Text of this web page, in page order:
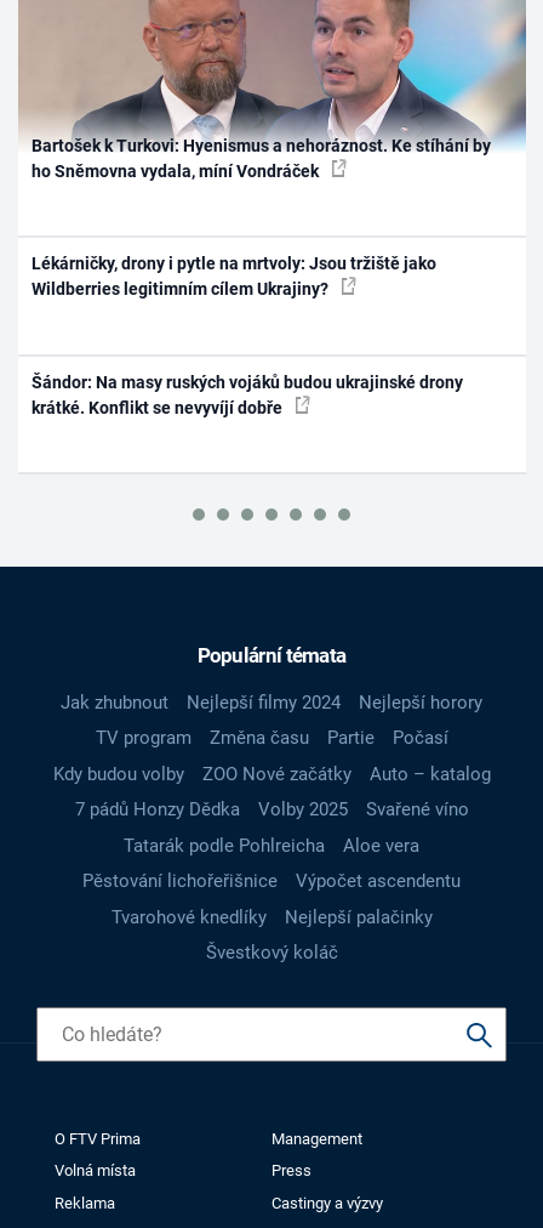
Bartošek k Turkovi: Hyenismus a nehoráznost. Ke stíhání by
ho Sněmovna vydala, míní Vondráček
Lékárničky, drony i pytle na mrtvoly: Jsou tržiště jako
Wildberries legitimním cílem Ukrajiny?
Šándor: Na masy ruských vojáků budou ukrajinské drony
krátké. Konflikt se nevyvíjí dobře
Populární témata
Jak zhubnout Nejlepší filmy 2024
Nejlepší horory
TV program
Změna času Partie
Počasí
Kdy budou volby
ZOO Nové začátky
Auto – katalog
7 pádů Honzy Dědka
Volby 2025
Svařené víno
Tatarák podle Pohlreicha
Aloe vera
Pěstování lichořeřišnice
Výpočet ascendentu
Tvarohové knedlíky
Nejlepší palačinky
Švestkový koláč
O FTV Prima
Management
Volná místa
Press
Reklama
Castingy a výzvy